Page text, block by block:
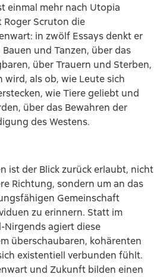
einmal mehr nach Utopia
Scruton die
in zwölf Essays denkt er
und Tanzen, über das
über Trauern und Sterben,
wird, als ob, wie Leute sich
wie Tiere geliebt und
über das Bewahren der
des Westens.
ist der Blick zurück erlaubt, nicht
Richtung, sondern um an das
Gemeinschaft
zu erinnern. Statt im
agiert diese
überschaubaren, kohärenten
existentiell verbunden fühlt.
und Zukunft bilden einen